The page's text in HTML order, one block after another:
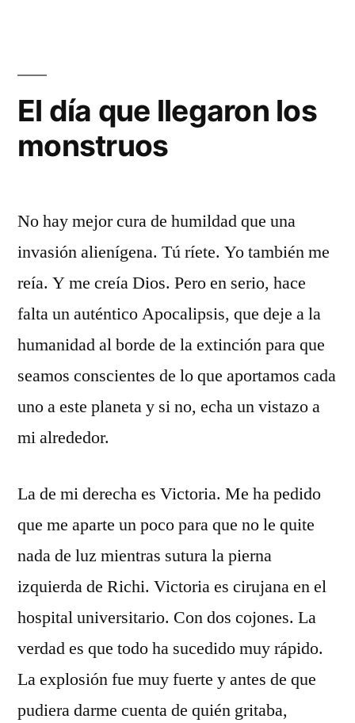
El día que llegaron los
monstruos
No hay mejor cura de humildad que una
invasión alienígena. Tú ríete. Yo también me
reía. Y me creía Dios. Pero en serio, hace
falta un auténtico Apocalipsis, que deje a la
humanidad al borde de la extinción para que
seamos conscientes de lo que aportamos cada
uno a este planeta y si no, echa un vistazo a
mi alrededor.
La de mi derecha es Victoria. Me ha pedido
que me aparte un poco para que no le quite
nada de luz mientras sutura la pierna
izquierda de Richi. Victoria es cirujana en el
hospital universitario. Con dos cojones. La
verdad es que todo ha sucedido muy rápido.
La explosión fue muy fuerte y antes de que
pudiera darme cuenta de quién gritaba,